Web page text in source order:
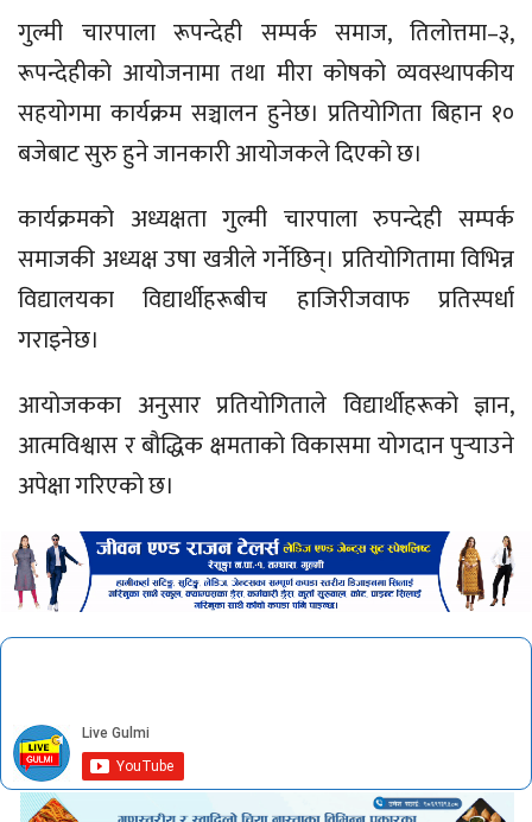
गुल्मी चारपाला रूपन्देही सम्पर्क समाज, तिलोत्तमा–३,
रूपन्देहीको आयोजनामा तथा मीरा कोषको व्यवस्थापकीय
सहयोगमा कार्यक्रम सञ्चालन हुनेछ। प्रतियोगिता बिहान १०
बजेबाट सुरु हुने जानकारी आयोजकले दिएको छ।
कार्यक्रमको अध्यक्षता गुल्मी चारपाला रुपन्देही सम्पर्क
समाजकी अध्यक्ष उषा खत्रीले गर्नेछिन्। प्रतियोगितामा विभिन्न
विद्यालयका विद्यार्थीहरूबीच हाजिरीजवाफ प्रतिस्पर्धा
गराइनेछ।
आयोजकका अनुसार प्रतियोगिताले विद्यार्थीहरूको ज्ञान,
आत्मविश्वास र बौद्धिक क्षमताको विकासमा योगदान पुर्‍याउने
अपेक्षा गरिएको छ।